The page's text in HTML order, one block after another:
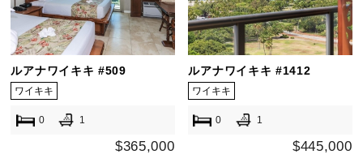
ルアナワイキキ #509
ワイキキ
0 1
$365,000
ルアナワイキキ #1412
ワイキキ
0 1
$445,000